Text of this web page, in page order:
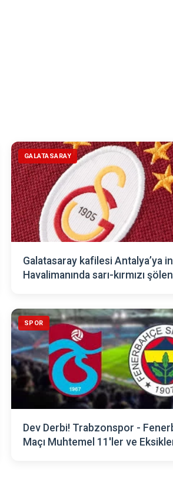
GALATASARAY
Galatasaray kafilesi Antalya’ya
Havalimanında sarı-kırmızı
SPOR
Dev Derbi! Trabzonspor -
Maçı Muhtemel 11'ler ve